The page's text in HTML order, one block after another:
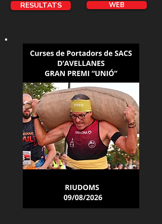
RESULTATS WEB